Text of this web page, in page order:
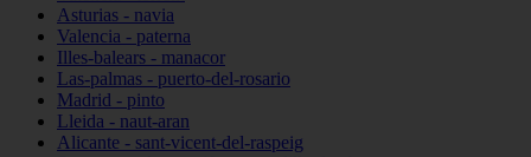
Asturias - navia
Valencia - paterna
Illes-balears - manacor
Las-palmas - puerto-del-rosario
Madrid - pinto
Lleida - naut-aran
Alicante - sant-vicent-del-raspeig